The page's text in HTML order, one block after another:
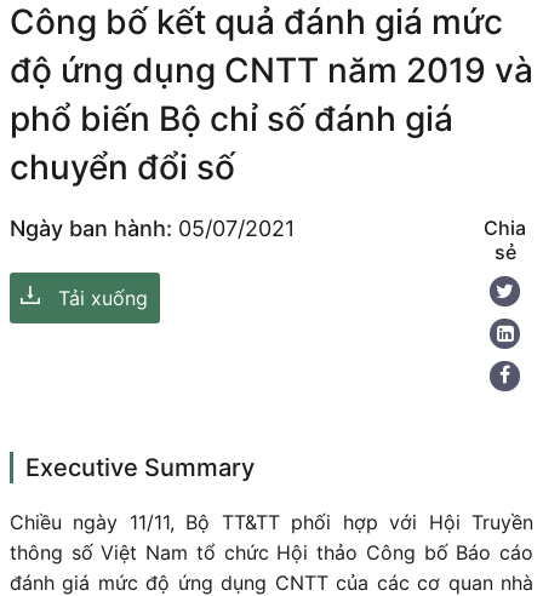
Công bố kết quả đánh giá mức
độ ứng dụng CNTT năm 2019 và
phổ biến Bộ chỉ số đánh giá
chuyển đổi số
Ngày ban hành: 05/07/2021
Tải xuống
Chia
sẻ
Executive Summary
Chiều ngày 11/11, Bộ TT&TT phối hợp với Hội Truyền
thông số Việt Nam tổ chức Hội thảo Công bố Báo cáo
đánh giá mức độ ứng dụng CNTT của các cơ quan nhà